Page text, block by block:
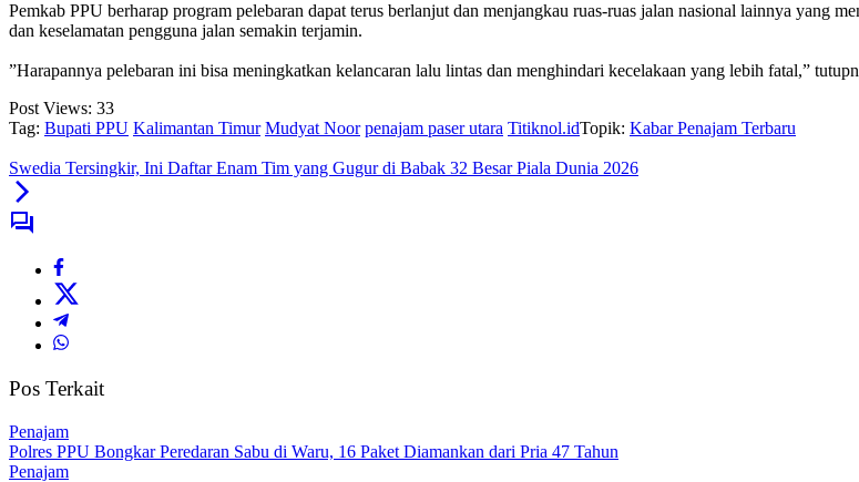
‎Pemkab PPU berharap program pelebaran dapat terus berlanjut dan menjangkau ruas-ruas jalan nasional lainnya yang
dan keselamatan pengguna jalan semakin terjamin.
‎”Harapannya pelebaran ini bisa meningkatkan kelancaran lalu lintas dan menghindari kecelakaan yang lebih fatal,”
Post Views: 33
Tag: Bupati PPU Kalimantan Timur Mudyat Noor penajam paser utara Titiknol.idTopik: Kabar Penajam Terbaru
Swedia Tersingkir, Ini Daftar Enam Tim yang Gugur di Babak 32 Besar Piala Dunia 2026
Pos Terkait
Penajam
Polres PPU Bongkar Peredaran Sabu di Waru, 16 Paket Diamankan dari Pria 47 Tahun
Penajam